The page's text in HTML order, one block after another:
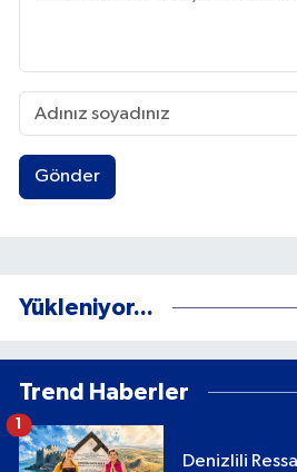
Gönder
Yükleniyor...
Trend Haberler
Denizlili
1